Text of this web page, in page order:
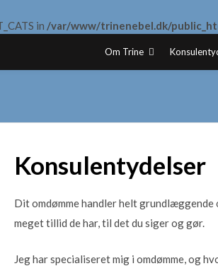
in /var/www/trinenebel.dk/
Om Trine
Konsulentydelser
Dit omdømme handler helt
meget tillid de har, til det du siger og gør.
Jeg har specialiseret mig i omdømme, og